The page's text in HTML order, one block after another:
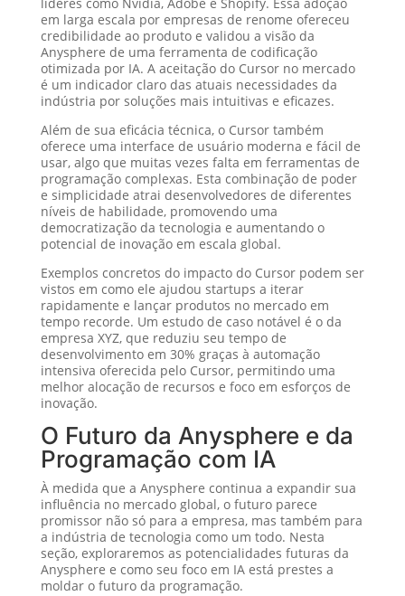
líderes como Nvidia, Adobe e Shopify. Essa adoção
em larga escala por empresas de renome ofereceu
credibilidade ao produto e validou a visão da
Anysphere de uma ferramenta de codificação
otimizada por IA. A aceitação do Cursor no mercado
é um indicador claro das atuais necessidades da
indústria por soluções mais intuitivas e eficazes.
Além de sua eficácia técnica, o Cursor também
oferece uma interface de usuário moderna e fácil de
usar, algo que muitas vezes falta em ferramentas de
programação complexas. Esta combinação de poder
e simplicidade atrai desenvolvedores de diferentes
níveis de habilidade, promovendo uma
democratização da tecnologia e aumentando o
potencial de inovação em escala global.
Exemplos concretos do impacto do Cursor podem ser
vistos em como ele ajudou startups a iterar
rapidamente e lançar produtos no mercado em
tempo recorde. Um estudo de caso notável é o da
empresa XYZ, que reduziu seu tempo de
desenvolvimento em 30% graças à automação
intensiva oferecida pelo Cursor, permitindo uma
melhor alocação de recursos e foco em esforços de
inovação.
O Futuro da Anysphere e da
Programação com IA
À medida que a Anysphere continua a expandir sua
influência no mercado global, o futuro parece
promissor não só para a empresa, mas também para
a indústria de tecnologia como um todo. Nesta
seção, exploraremos as potencialidades futuras da
Anysphere e como seu foco em IA está prestes a
moldar o futuro da programação.